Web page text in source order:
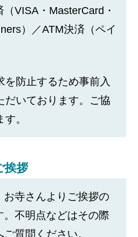
VISA・MasterCard・
）／ATM決済（ペイ
を防止するため事前入
だいております。ご協
。
挨拶
お寺さんよりご挨拶の
。不明点などはその際
質問ください。